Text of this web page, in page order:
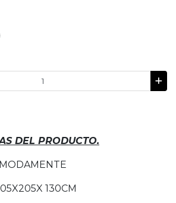
DEL PRODUCTO.
130CM